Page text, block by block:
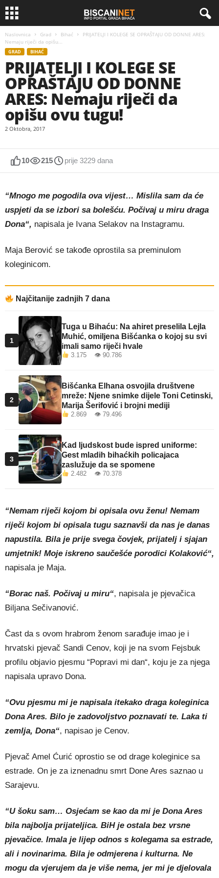
Naslovnica Grad Bihać
PRIJATELJI I KOLEGE SE OPRAŠTAJU OD DONNE ARES:
Nemaju riječi da opišu...
GRAD BIHAĆ
PRIJATELJI I KOLEGE SE
OPRAŠTAJU OD DONNE
ARES: Nemaju riječi da
opišu ovu tugu!
2 Oktobra, 2017
10 215 prije 3229 dana
“Mnogo me pogodila ova vijest… Mislila sam da će
uspjeti da se izbori sa bolešću. Počivaj u miru draga
Dona“, napisala je Ivana Selakov na Instagramu.
Maja Berović se takođe oprostila sa preminulom
koleginicom.
Najčitanije zadnjih 7 dana
1
Tuga u Bihaću: Na ahiret preselila Lejla
Muhić, omiljena Bišćanka o kojoj su svi
imali samo riječi hvale
3.175 👁 90.786
2
Bišćanka Elhana osvojila društvene
mreže: Njene snimke dijele Toni Cetinski,
Marija Šerifović i brojni mediji
2.869 👁 79.496
3
Kad ljudskost bude ispred uniforme:
Gest mladih bihaćkih policajaca
zaslužuje da se spomene
2.482 👁 70.378
“Nemam riječi kojom bi opisala ovu ženu! Nemam
riječi kojom bi opisala tugu saznavši da nas je danas
napustila. Bila je prije svega čovjek, prijatelj i sjajan
umjetnik! Moje iskreno saučešće porodici Kolaković“,
napisala je Maja.
“Borac naš. Počivaj u miru“, napisala je pjevačica
Biljana Sečivanović.
Čast da s ovom hrabrom ženom sarađuje imao je i
hrvatski pjevač Sandi Cenov, koji je na svom Fejsbuk
profilu objavio pjesmu “Popravi mi dan“, koju je za njega
napisala upravo Dona.
“Ovu pjesmu mi je napisala itekako draga koleginica
Dona Ares. Bilo je zadovoljstvo poznavati te. Laka ti
zemlja, Dona“, napisao je Cenov.
Pjevač Amel Ćurić oprostio se od drage koleginice sa
estrade. On je za iznenadnu smrt Done Ares saznao u
Sarajevu.
“U šoku sam… Osjećam se kao da mi je Dona Ares
bila najbolja prijateljica. BiH je ostala bez vrsne
pjevačice. Imala je lijep odnos s kolegama sa estrade,
ali i novinarima. Bila je odmjerena i kulturna. Ne
mogu da vjerujem da je više nema, jer mi je djelovala